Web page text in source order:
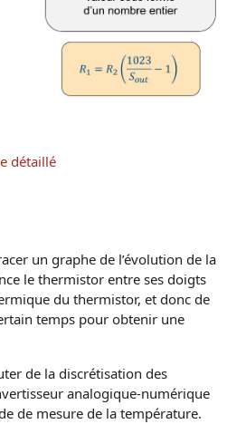
détaillé
un graphe de l’évolution de la
le thermistor entre ses doigts
du thermistor, et donc de
temps pour obtenir une
de la discrétisation des
analogique-numérique
de mesure de la température.